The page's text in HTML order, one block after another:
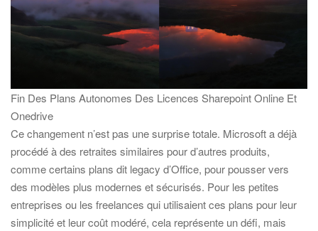
Fin Des Plans Autonomes Des Licences Sharepoint Online Et
Onedrive
Ce changement n’est pas une surprise totale. Microsoft a déjà
procédé à des retraites similaires pour d’autres produits,
comme certains plans dit legacy d’Office, pour pousser vers
des modèles plus modernes et sécurisés. Pour les petites
entreprises ou les freelances qui utilisaient ces plans pour leur
simplicité et leur coût modéré, cela représente un défi, mais